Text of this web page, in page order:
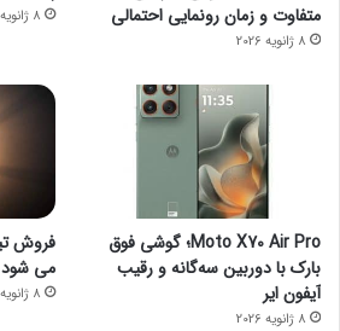
متفاوت و زمان رونمایی احتمالی
8 ژانویه 2026
8 ژانویه 2026
Moto X70 Air Pro؛ گوشی فوق
بارک با دوربین سه‌گانه و رقیب
آیفون ایر
8 ژانویه 2026
می شود
8 ژانویه 2026